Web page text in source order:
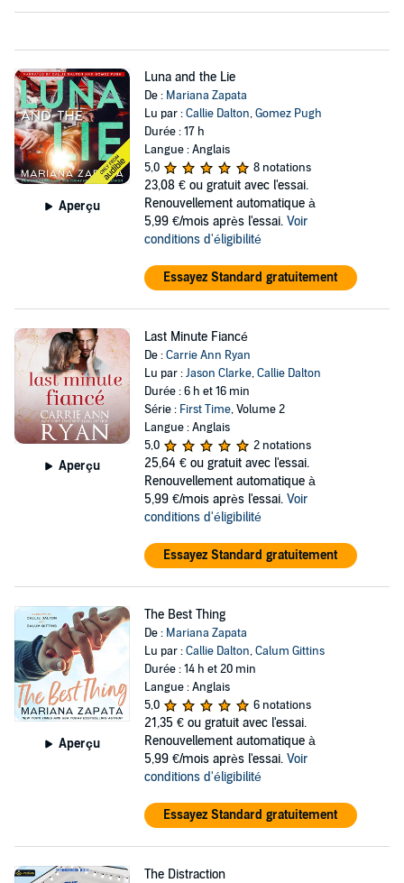
Aperçu
Luna and the Lie
De : Mariana Zapata
Lu par :Callie Dalton,Gomez Pugh
Durée : 17 h
Langue : Anglais
5,0
8 notations
23,08 € ou gratuit avec l'essai.
Renouvellement automatique à
5,99 €/mois après l'essai. Voir
conditions d'éligibilité
Essayez Standard gratuitement
Aperçu
Last Minute Fiancé
De :Carrie Ann Ryan
Lu par :Jason Clarke,Callie Dalton
Durée : 6 h et 16 min
Série : First Time, Volume 2
Langue : Anglais
5,0
2 notations
25,64 € ou gratuit avec l'essai.
Renouvellement automatique à
5,99 €/mois après l'essai. Voir
conditions d'éligibilité
Essayez Standard gratuitement
Aperçu
The Best Thing
De : Mariana Zapata
Lu par :Callie Dalton,Calum Gittins
Durée : 14 h et 20 min
Langue : Anglais
5,0
6 notations
21,35 € ou gratuit avec l'essai.
Renouvellement automatique à
5,99 €/mois après l'essai. Voir
conditions d'éligibilité
Essayez Standard gratuitement
The Distraction